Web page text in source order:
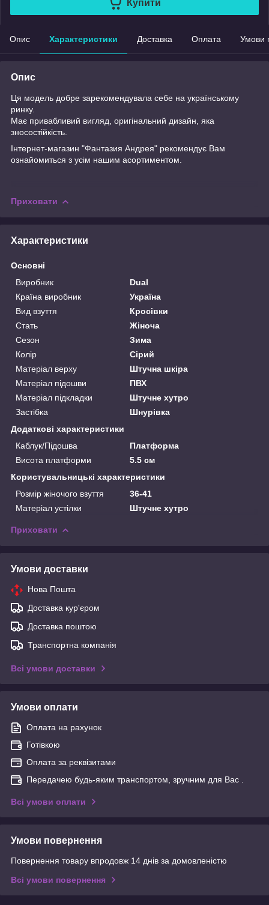
Купити
Опис Характеристики Доставка Оплата Умови
Опис
Ця модель добре зарекомендувала себе на українському
ринку.
Має привабливий вигляд, оригінальний дизайн, яка
зносостійкість.
Інтернет-магазин "Фантазия Андрея" рекомендує Вам
ознайомиться з усім нашим асортиментом.
Приховати
Характеристики
Основні
Виробник
Dual
Країна виробник
Україна
Вид взуття
Кросівки
Стать
Жіноча
Сезон
Зима
Колір
Сірий
Матеріал верху
Штучна шкіра
Матеріал підошви
ПВХ
Матеріал підкладки
Штучне хутро
Застібка
Шнурівка
Додаткові характеристики
Каблук/Підошва
Платформа
Висота платформи
5.5 см
Користувальницькі характеристики
Розмір жіночого взуття
36-41
Матеріал устілки
Штучне хутро
Приховати
Умови доставки
Нова Пошта
Доставка кур'єром
Доставка поштою
Транспортна компанія
Всі умови доставки
Умови оплати
Оплата на рахунок
Готівкою
Оплата за реквізитами
Передачею будь-яким транспортом, зручним для Вас .
Всі умови оплати
Умови повернення
Повернення товару впродовж 14 днів за домовленістю
Всі умови повернення